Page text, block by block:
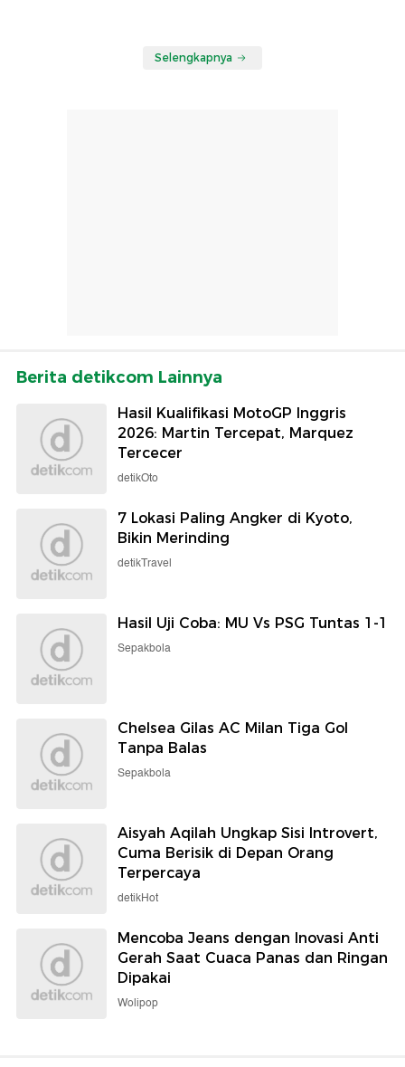
Selengkapnya
Berita detikcom Lainnya
Hasil Kualifikasi MotoGP Inggris
2026: Martin Tercepat, Marquez
Tercecer
detikOto
7 Lokasi Paling Angker di Kyoto,
Bikin Merinding
detikTravel
Hasil Uji Coba: MU Vs PSG Tuntas 1-1
Sepakbola
Chelsea Gilas AC Milan Tiga Gol
Tanpa Balas
Sepakbola
Aisyah Aqilah Ungkap Sisi Introvert,
Cuma Berisik di Depan Orang
Terpercaya
detikHot
Mencoba Jeans dengan Inovasi Anti
Gerah Saat Cuaca Panas dan Ringan
Dipakai
Wolipop